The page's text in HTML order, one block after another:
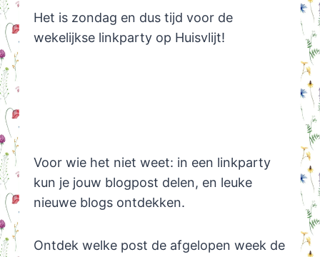
Het is zondag en dus tijd voor de
wekelijkse linkparty op Huisvlijt!
Voor wie het niet weet: in een linkparty
kun je jouw blogpost delen, en leuke
nieuwe blogs ontdekken.
Ontdek welke post de afgelopen week de